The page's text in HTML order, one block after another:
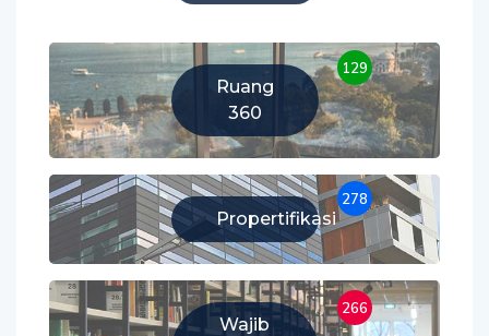
Ruang
360
129
Propertifikasi
278
Wajib
266